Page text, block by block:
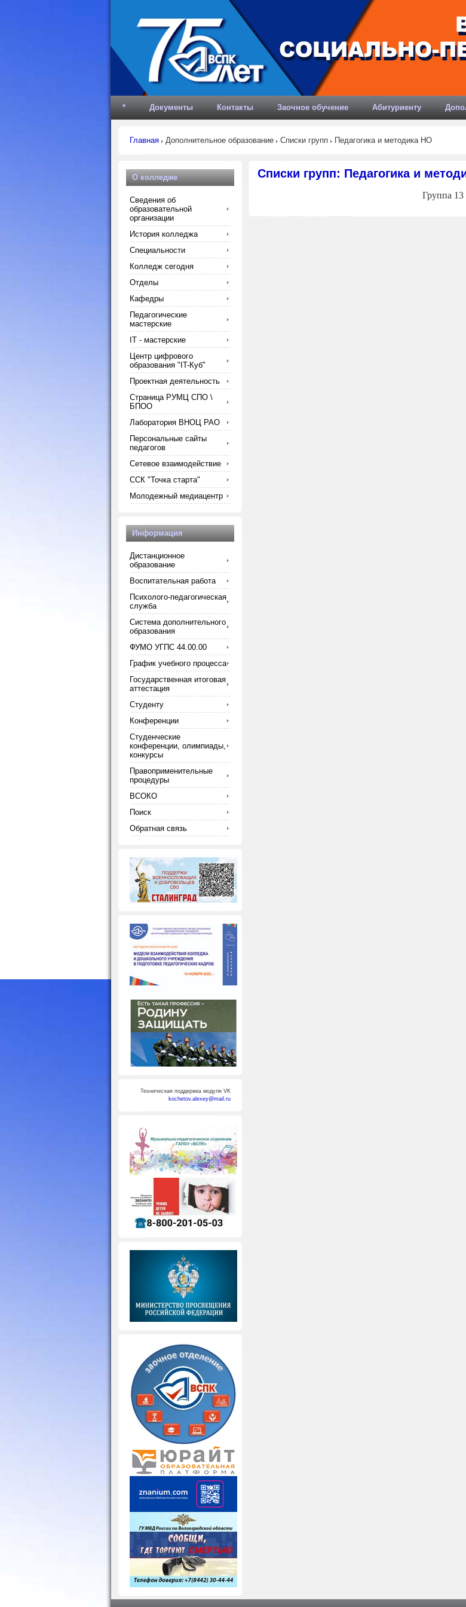
* Документы Контакты Заочное обучение Абитуриенту
Главная Дополнительное образование Списки групп Педагогика и методика НО
Списки групп: Педагогика и
Группа
О колледже
Сведения об
образовательной
организации
История колледжа
Специальности
Колледж сегодня
Отделы
Кафедры
Педагогические
мастерские
IT - мастерские
Центр цифрового
образования "IT-Куб"
Проектная деятельность
Страница РУМЦ СПО \
БПОО
Лаборатория ВНОЦ РАО
Персональные сайты
педагогов
Сетевое взаимодействие
ССК "Точка старта"
Молодежный медиацентр
Информация
Дистанционное
образование
Воспитательная работа
Психолого-педагогическая
служба
Система дополнительного
образования
ФУМО УГПС 44.00.00
График учебного процесса
Государственная итоговая
аттестация
Студенту
Конференции
Студенческие
конференции, олимпиады,
конкурсы
Правоприменительные
процедуры
ВСОКО
Поиск
Обратная связь
Техническая поддержка модуля VK
kochetov.alexey@mail.ru